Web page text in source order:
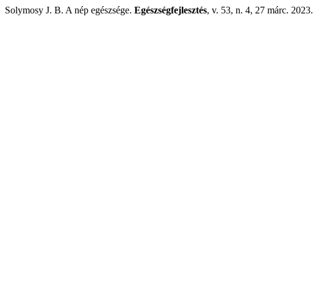
Solymosy J. B. A nép egészsége. Egészségfejlesztés, v. 53, n. 4, 27 márc. 2023.